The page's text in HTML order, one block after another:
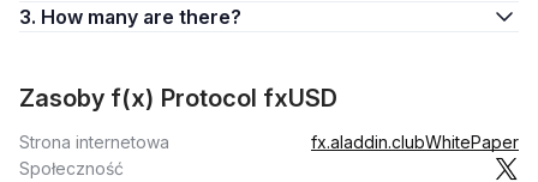
3. How many are there?
Zasoby f(x) Protocol fxUSD
Strona internetowa fx.aladdin.clubWhitePaper
Społeczność